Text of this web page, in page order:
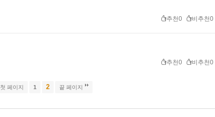
추천0 비추천0
추천0 비추천0
첫 페이지 1 2 끝 페이지